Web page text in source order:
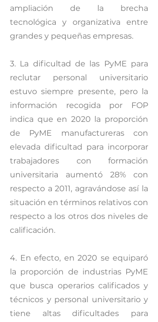
ampliación de la brecha
tecnológica y organizativa entre
grandes y pequeñas empresas.
3. La dificultad de las PyME para
reclutar personal universitario
estuvo siempre presente, pero la
información recogida por FOP
indica que en 2020 la proporción
de PyME manufactureras con
elevada dificultad para incorporar
trabajadores con formación
universitaria aumentó 28% con
respecto a 2011, agravándose así la
situación en términos relativos con
respecto a los otros dos niveles de
calificación.
4. En efecto, en 2020 se equiparó
la proporción de industrias PyME
que busca operarios calificados y
técnicos y personal universitario y
tiene altas dificultades para